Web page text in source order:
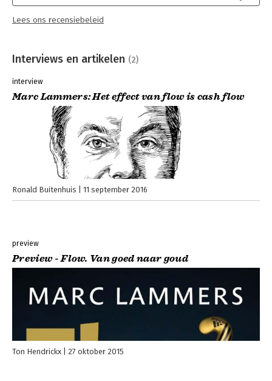
Lees ons recensiebeleid
Interviews en artikelen (2)
interview
Marc Lammers: Het effect van flow is cash flow
Ronald Buitenhuis 11 september 2016
preview
Preview - Flow. Van goed naar goud
Ton Hendrickx 27 oktober 2015